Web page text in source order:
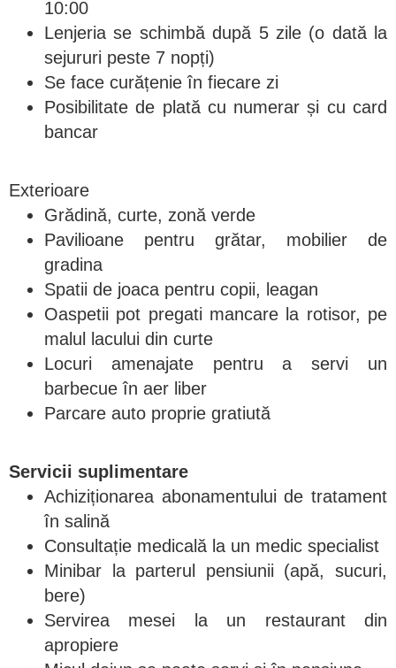
10:00
Lenjeria se schimbă după 5 zile (o dată la
sejururi peste 7 nopți)
Se face curățenie în fiecare zi
Posibilitate de plată cu numerar și cu card
bancar
Exterioare
Grădină, curte, zonă verde
Pavilioane pentru grătar, mobilier de
gradina
Spatii de joaca pentru copii, leagan
Oaspetii pot pregati mancare la rotisor, pe
malul lacului din curte
Locuri amenajate pentru a servi un
barbecue în aer liber
Parcare auto proprie gratiută
Servicii suplimentare
Achiziționarea abonamentului de tratament
în salină
Consultație medicală la un medic specialist
Minibar la parterul pensiunii (apă, sucuri,
bere)
Servirea mesei la un restaurant din
apropiere